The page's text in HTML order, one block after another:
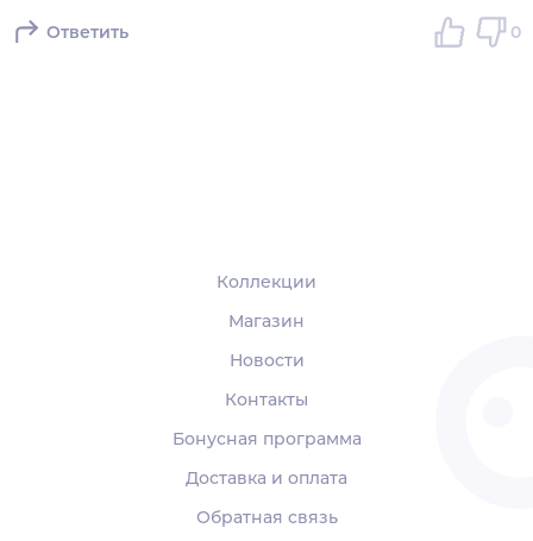
Ответить 0
Коллекции
Магазин
Новости
Контакты
Бонусная программа
Доставка и оплата
Обратная связь